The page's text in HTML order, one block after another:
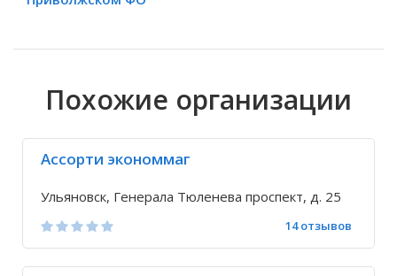
Похожие организации
Ассорти экономмаг
Ульяновск, Генерала Тюленева проспект, д. 25
14 отзывов